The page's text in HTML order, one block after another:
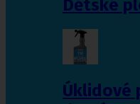
Dětské
Úklidové